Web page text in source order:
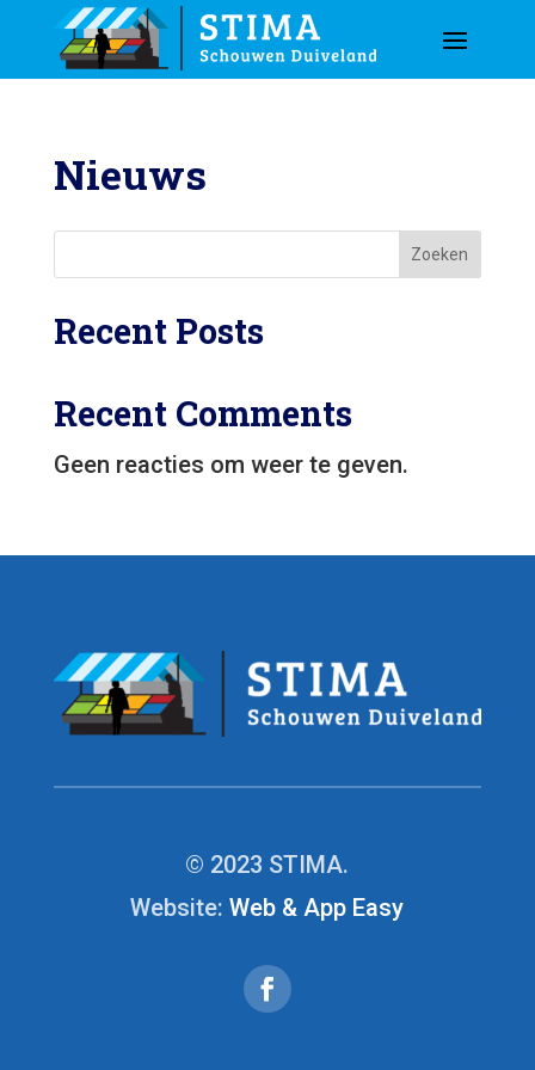
Nieuws
Zoeken
Recent Posts
Recent Comments
Geen reacties om weer te geven.
© 2023 STIMA.
Website:Web & App Easy